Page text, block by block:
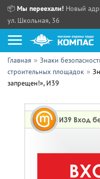
📦 Мы переехали! Новый
ул. Школьная, 36
Как купить?
Прайс-листы
Сотрудничество
Партнерам
Поставщикам
ПН - ЧТ:
ПТ:
Главная Знаки
строительных площадок
запрещен!», И39